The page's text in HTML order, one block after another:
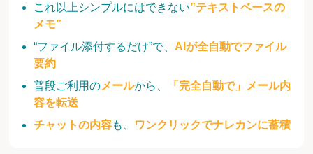
これ以上シンプルにはできない”テキストベースの
メモ”
“ファイル添付するだけ”で、 AIが全自動でファイル
要約
普段ご利用のメールから、
「完全自動で」メール内
容を転送
チャットの内容も、 ワンクリックでナレカンに蓄積